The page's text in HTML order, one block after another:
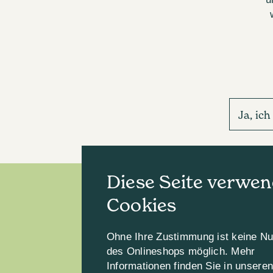
Ja,
Diese Seite
Cookies
Ohne Ihre Zustimmung ist keine
des Onlineshops möglich. Mehr
Informationen finden Sie in unseren